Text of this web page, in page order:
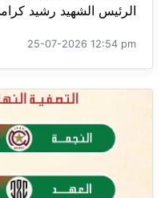
الرئيس الشهيد رشيد
25-07-2026 12:54 pm